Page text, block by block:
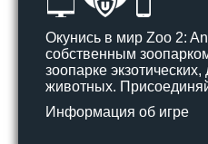
Окунись в мир Zoo 2:
собственным
зоопарке
животных.
Информация об игре